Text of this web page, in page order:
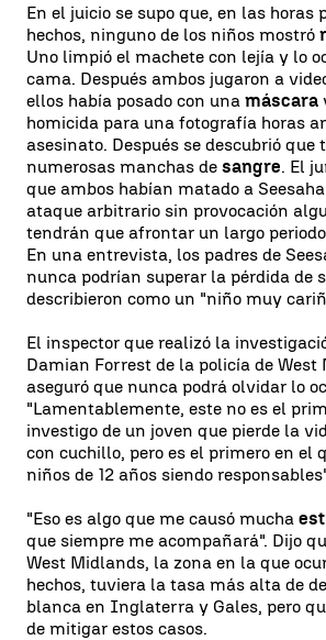
En el juicio se supo que, en las horas
hechos, ninguno de los niños mostró
Uno limpió el machete con lejía y lo
cama. Después ambos jugaron a
ellos había posado con una máscara
homicida para una fotografía horas
asesinato. Después se descubrió que
numerosas manchas de sangre. El
que ambos habían matado a
ataque arbitrario sin provocación
tendrán que afrontar un largo
En una entrevista, los padres de
nunca podrían superar la pérdida de
describieron como un "niño muy
El inspector que realizó la
Damian Forrest de la policía de West
aseguró que nunca podrá olvidar lo
"Lamentablemente, este no es el
investigo de un joven que pierde la
con cuchillo, pero es el primero en el
niños de 12 años siendo
"Eso es algo que me causó mucha
que siempre me acompañará". Dijo
West Midlands, la zona en la que
hechos, tuviera la tasa más alta de
blanca en Inglaterra y Gales, pero
de mitigar estos casos.